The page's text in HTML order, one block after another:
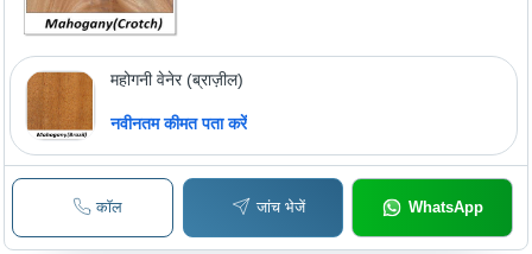
महोगनी वेनेर (ब्राज़ील)
नवीनतम कीमत पता करें
कॉल जांच भेजें WhatsApp